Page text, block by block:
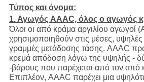
Τύπος και όνομα:
1. Αγωγός AAAC, όλος ο αγωγός
Όλοι οι από κράμα αργιλίου αγωγοί
χρησιμοποιηθούν στις μέσες,
γραμμές μετάδοσης τάσης. AAAC
κρεμά απόδοση λόγω της υψηλής -
-βάρους που παρέχεται από τον από
Επιπλέον, AAAC παρέχει μια